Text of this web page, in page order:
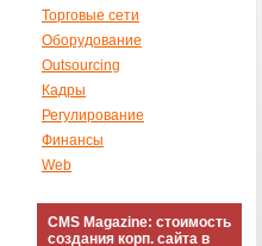
Торговые сети
Оборудование
Outsourcing
Кадры
Регулирование
Финансы
Web
CMS Magazine: стоимость
создания корп. сайта в